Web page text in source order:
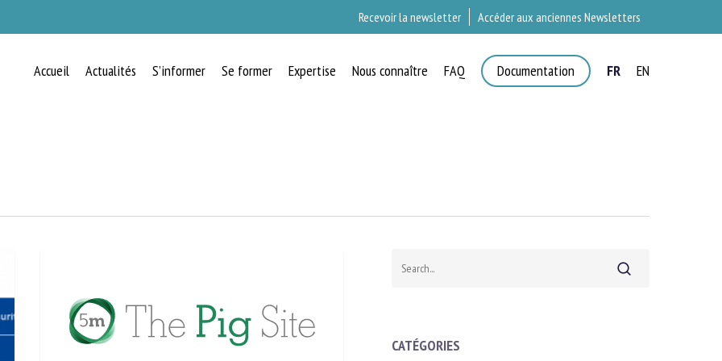
Recevoir la newsletter Accéder aux anciennes Newsletters
Accueil Actualités S’informer Se former Expertise Nous connaître FAQ Documentation FR EN
CATÉGORIES
remplir le formulaire ci-dessous pour vous inscrire à notre newsletter :